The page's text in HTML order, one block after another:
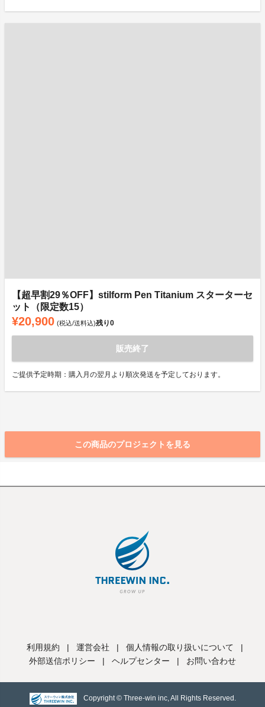
【超早割29％OFF】stilform Pen Titanium スターターセ
ット（限定数15）
¥20,900 (税込/送料込)残り0
販売終了
ご提供予定時期：購入月の翌月より順次発送を予定しております。
この商品のプロジェクトを見る
利用規約 | 運営会社 | 個人情報の取り扱いについて
|
外部送信ポリシー
| ヘルプセンター | お問い合わせ
Copyright © Three-win inc, All Rights Reserved.